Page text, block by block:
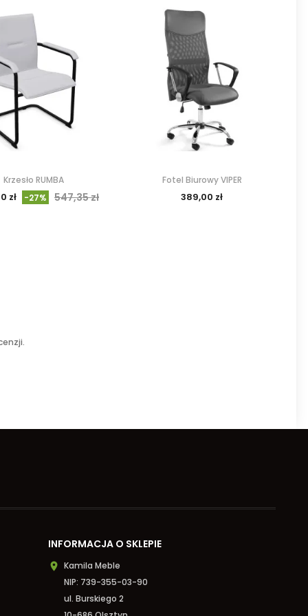
Krzesło RUMBA
zł -27% 547,35 zł
Fotel Biurowy VIPER
389,00 zł
INFORMACJA O SKLEPIE
 Kamila Meble
NIP: 739-355-03-90
ul. Burskiego 2